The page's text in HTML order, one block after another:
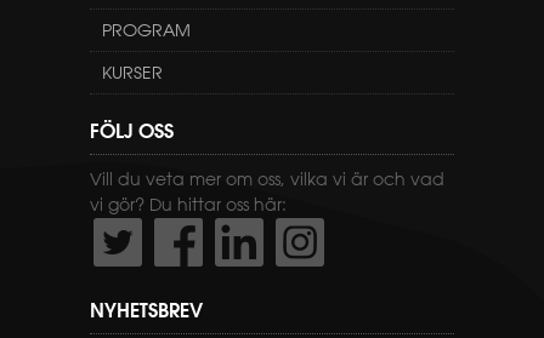
PROGRAM
KURSER
FÖLJ OSS
Vill du veta mer om oss, vilka vi är och vad
vi gör? Du hittar oss här:
NYHETSBREV